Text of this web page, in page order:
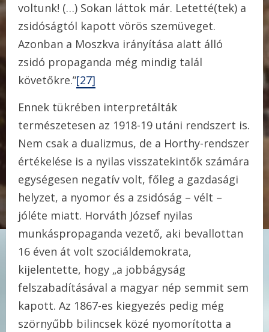
voltunk! (…) Sokan láttok már. Letetté(tek) a
zsidóságtól kapott vörös szemüveget.
Azonban a Moszkva irányítása alatt álló
zsidó propaganda még mindig talál
követőkre.”[27]
Ennek tükrében interpretálták
természetesen az 1918-19 utáni rendszert is.
Nem csak a dualizmus, de a Horthy-rendszer
értékelése is a nyilas visszatekintők számára
egységesen negatív volt, főleg a gazdasági
helyzet, a nyomor és a zsidóság – vélt –
jóléte miatt. Horváth József nyilas
munkáspropaganda vezető, aki bevallottan
16 éven át volt szociáldemokrata,
kijelentette, hogy „a jobbágyság
felszabadításával a magyar nép semmit sem
kapott. Az 1867-es kiegyezés pedig még
szörnyűbb bilincsek közé nyomorította a